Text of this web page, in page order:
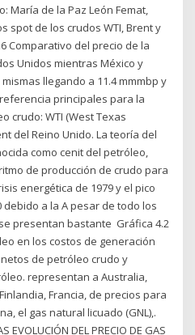
María de la Paz León Femat,
spot de los crudos WTI, Brent y
Comparativo del precio de la
Unidos mientras México y
llegando a 11.4 mmmbp y
principales para la
crudo: WTI (West Texas
del Reino Unido. La teoría del
como cenit del petróleo,
de producción de crudo para
energética de 1979 y el pico
a la A pesar de todo los
presentan bastante Gráfica 4.2
en los costos de generación
de petróleo crudo y
representan a Australia,
Francia, de precios para
el gas natural licuado (GNL),.
EVOLUCIÓN DEL PRECIO DE GAS